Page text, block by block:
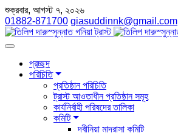
শুক্রবার, আগস্ট ৭, ২০২৬
01882-871700 giasuddinnk@gmail.com
প্রচ্ছদ
পরিচিতি
প্রতিষ্ঠান পরিচিতি
ট্রাস্ট আওতাধীন প্রতিষ্ঠান সমূহ
কার্যনির্বাহী পরিষদের তালিকা
কমিটি
দ্বীনিয়া মাদরাসা কমিটি